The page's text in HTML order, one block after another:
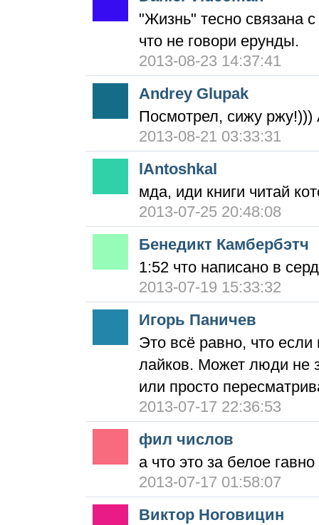
"Жизнь" тесно связана
что не говори ерунды.
2013-08-23 14:37:41
Andrey Glupak
Посмотрел, сижу ржу!)))
2013-08-21 03:33:31
lAntoshkal
мда, иди книги читай
2013-07-25 20:48:08
Бенедикт Камбербэтч
1:52 что написано в
2013-07-19 15:33:32
Игорь Паничев
Это всё равно, что
лайков. Может люди не
или просто
2013-07-17 22:36:53
фил числов
а что это за белое
2013-07-17 01:58:07
Виктор Ноговицин